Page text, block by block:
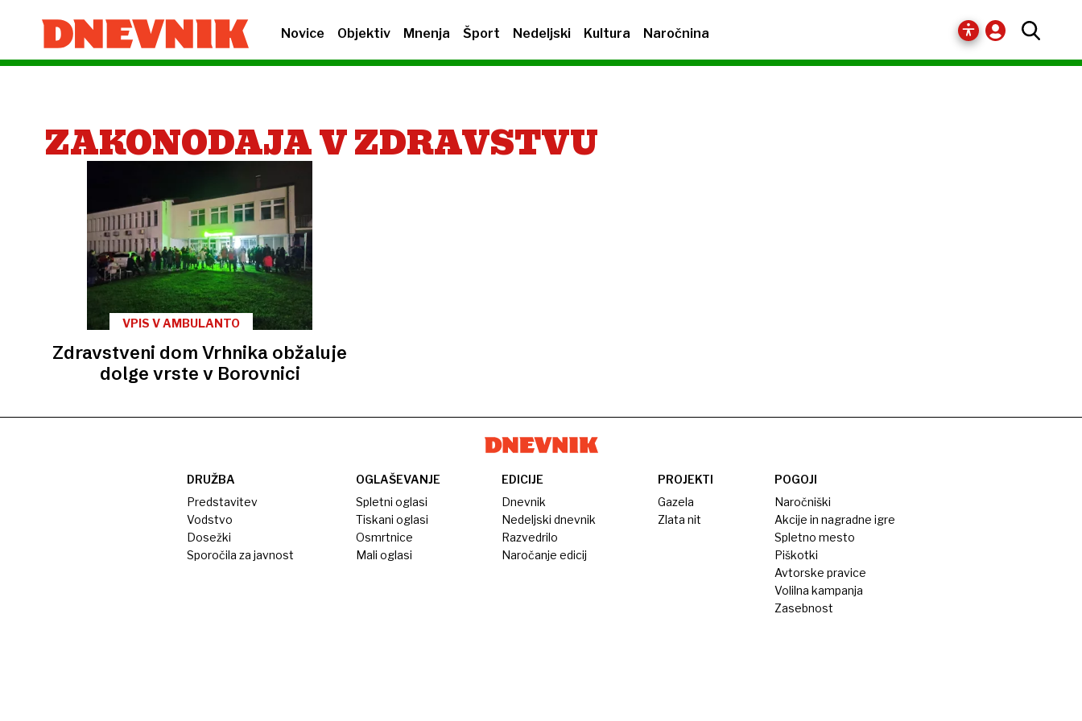
Novice Objektiv Mnenja Šport Nedeljski Kultura Naročnina
ZAKONODAJA V ZDRAVSTVU
VPIS V AMBULANTO
Zdravstveni dom Vrhnika obžaluje
dolge vrste v Borovnici
DRUŽBA
Predstavitev
Vodstvo
Dosežki
Sporočila za javnost
OGLAŠEVANJE
Spletni oglasi
Tiskani oglasi
Osmrtnice
Mali oglasi
EDICIJE
Dnevnik
Nedeljski dnevnik
Razvedrilo
Naročanje edicij
PROJEKTI
Gazela
Zlata nit
POGOJI
Naročniški
Akcije in nagradne igre
Spletno mesto
Piškotki
Avtorske pravice
Volilna kampanja
Zasebnost